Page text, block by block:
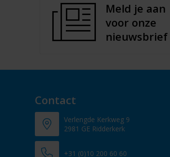
Meld je aan
voor onze
nieuwsbrief
Contact
Verlengde Kerkweg 9
2981 GE Ridderkerk
+31 (0)10 200 60 60